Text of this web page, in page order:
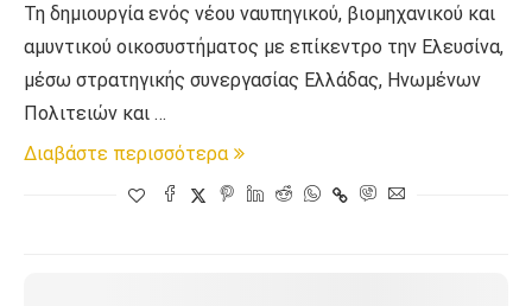
Τη δημιουργία ενός νέου ναυπηγικού, βιομηχανικού και
αμυντικού οικοσυστήματος με επίκεντρο την Ελευσίνα,
μέσω στρατηγικής συνεργασίας Ελλάδας, Ηνωμένων
Πολιτειών και …
Διαβάστε περισσότερα